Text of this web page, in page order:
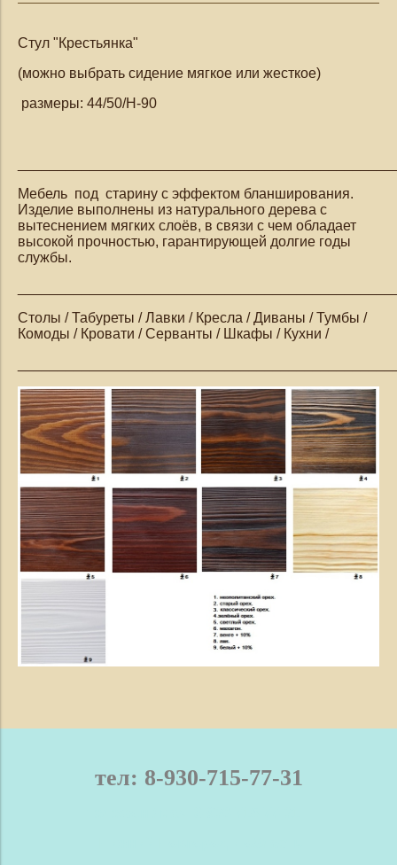
Стул "Крестьянка"
(можно выбрать сидение мягкое или жесткое)
размеры: 44/50/Н-90
Мебель под старину с эффектом бланширования.
Изделие выполнены из натурального дерева с
вытеснением мягких слоёв, в связи с чем обладает
высокой прочностью, гарантирующей долгие годы
службы.
Столы / Табуреты / Лавки / Кресла / Диваны / Тумбы /
Комоды / Кровати / Серванты / Шкафы / Кухни /
тел: 8-930-715-77-31